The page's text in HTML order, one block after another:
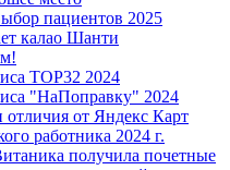
пациентов 2025
калао Шанти
TOP32 2024
"НаПоправку" 2024
отличия от Яндекс Карт
работника 2024 г.
получила почетные